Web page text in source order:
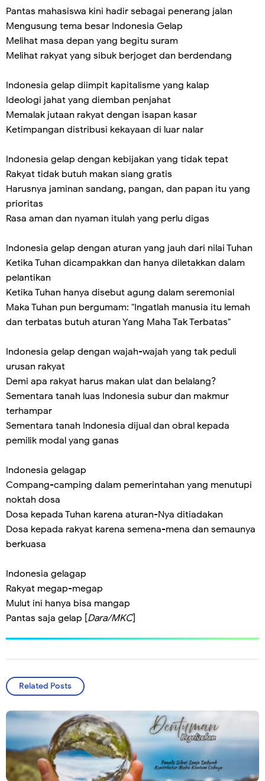
Pantas mahasiswa kini hadir sebagai penerang jalan
Mengusung tema besar Indonesia Gelap
Melihat masa depan yang begitu suram
Melihat rakyat yang sibuk berjoget dan berdendang
Indonesia gelap diimpit kapitalisme yang kalap
Ideologi jahat yang diemban penjahat
Memalak jutaan rakyat dengan isapan kasar
Ketimpangan distribusi kekayaan di luar nalar
Indonesia gelap dengan kebijakan yang tidak tepat
Rakyat tidak butuh makan siang gratis
Harusnya jaminan sandang, pangan, dan papan itu yang
prioritas
Rasa aman dan nyaman itulah yang perlu digas
Indonesia gelap dengan aturan yang jauh dari nilai Tuhan
Ketika Tuhan dicampakkan dan hanya diletakkan dalam
pelantikan
Ketika Tuhan hanya disebut agung dalam seremonial
Maka Tuhan pun bergumam: "Ingatlah manusia itu lemah
dan terbatas butuh aturan Yang Maha Tak Terbatas"
Indonesia gelap dengan wajah-wajah yang tak peduli
urusan rakyat
Demi apa rakyat harus makan ulat dan belalang?
Sementara tanah luas Indonesia subur dan makmur
terhampar
Sementara tanah Indonesia dijual dan obral kepada
pemilik modal yang ganas
Indonesia gelagap
Compang-camping dalam pemerintahan yang menutupi
noktah dosa
Dosa kepada Tuhan karena aturan-Nya ditiadakan
Dosa kepada rakyat karena semena-mena dan semaunya
berkuasa
Indonesia gelagap
Rakyat megap-megap
Mulut ini hanya bisa mangap
Pantas saja gelap [Dara/MKC]
Related Posts